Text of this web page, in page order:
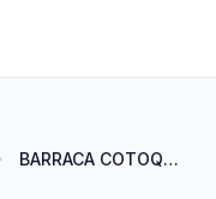
BARRACA COTOQUEÑA